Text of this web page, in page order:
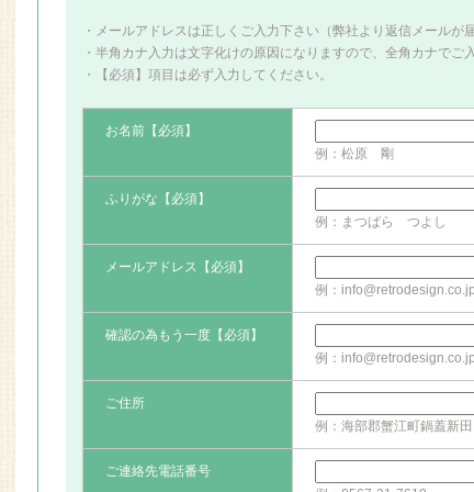
・メールアドレスは正しくご入力下さい（弊社より返信メールが
・半角カナ入力は文字化けの原因になりますので、全角カナでご
・【必須】項目は必ず入力してください。
お名前【必須】
例：松原 剛
ふりがな【必須】
例：まつばら つよし
メールアドレス【必須】
例：info@retrodesign.co.jp
確認の為もう一度【必須】
例：info@retrodesign.co.jp
ご住所
例：海部郡蟹江町鍋蓋新
ご連絡先電話番号